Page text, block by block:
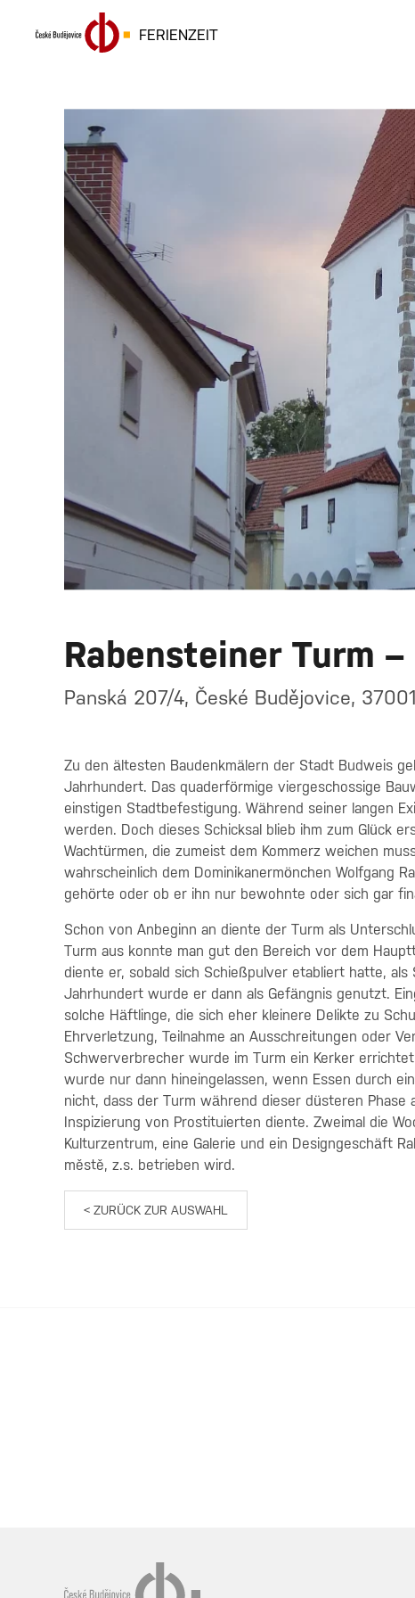
FERIENZEIT
Rabensteiner Turm
Panská 207/4, České Budějovice, 37001
Zu den ältesten Baudenkmälern der Stadt Budweis
Jahrhundert. Das quaderförmige viergeschossige
einstigen Stadtbefestigung. Während seiner langen
werden. Doch dieses Schicksal blieb ihm zum Glück
Wachtürmen, die zumeist dem Kommerz weichen
wahrscheinlich dem Dominikanermönchen Wolfgang
gehörte oder ob er ihn nur bewohnte oder sich gar
Schon von Anbeginn an diente der Turm als
Turm aus konnte man gut den Bereich vor dem
diente er, sobald sich Schießpulver etabliert hatte, als
Jahrhundert wurde er dann als Gefängnis genutzt.
solche Häftlinge, die sich eher kleinere Delikte zu
Ehrverletzung, Teilnahme an Ausschreitungen oder
Schwerverbrecher wurde im Turm ein Kerker
wurde nur dann hineingelassen, wenn Essen durch
nicht, dass der Turm während dieser düsteren
Inspizierung von Prostituierten diente. Zweimal die
Kulturzentrum, eine Galerie und ein Designgeschäft
městě, z.s. betrieben wird.
< ZURÜCK ZUR AUSWAHL